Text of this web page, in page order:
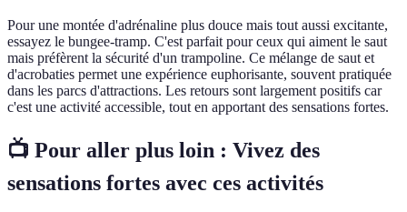
Pour une montée d'adrénaline plus douce mais tout aussi excitante,
essayez le bungee-tramp. C'est parfait pour ceux qui aiment le saut
mais préfèrent la sécurité d'un trampoline. Ce mélange de saut et
d'acrobaties permet une expérience euphorisante, souvent pratiquée
dans les parcs d'attractions. Les retours sont largement positifs car
c'est une activité accessible, tout en apportant des sensations fortes.
📺 Pour aller plus loin : Vivez des
sensations fortes avec ces activités